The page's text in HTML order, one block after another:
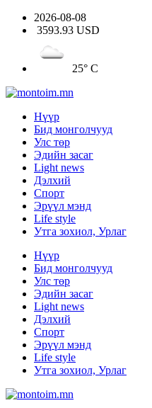
2026-08-08
3593.93 USD
25° C
Нүүр
Бид монголчууд
Улс төр
Эдийн засаг
Light news
Дэлхий
Спорт
Эрүүл мэнд
Life style
Утга зохиол, Урлаг
Нүүр
Бид монголчууд
Улс төр
Эдийн засаг
Light news
Дэлхий
Спорт
Эрүүл мэнд
Life style
Утга зохиол, Урлаг